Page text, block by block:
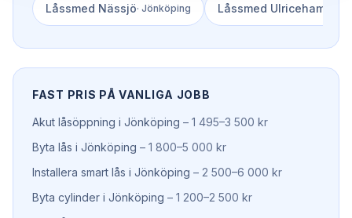
Låssmed Nässjö· Jönköping Låssmed Ulricehamn
FAST PRIS PÅ VANLIGA JOBB
Akut låsöppning i Jönköping – 1 495–3 500 kr
Byta lås i Jönköping – 1 800–5 000 kr
Installera smart lås i Jönköping – 2 500–6 000 kr
Byta cylinder i Jönköping – 1 200–2 500 kr